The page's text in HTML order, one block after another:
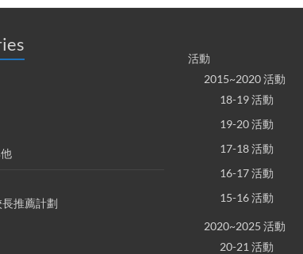
長推薦計劃
活動
2015~2020 活動
18-19 活動
19-20 活動
17-18 活動
16-17 活動
15-16 活動
2020~2025 活動
20-21 活動